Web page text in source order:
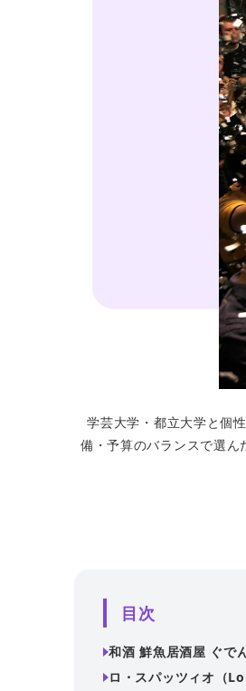
学芸大学・都立大学と個
備・予算のバランスで選
目次
和酒 鮮魚居酒屋 ぐで
ロ・スパッツィオ（Lo